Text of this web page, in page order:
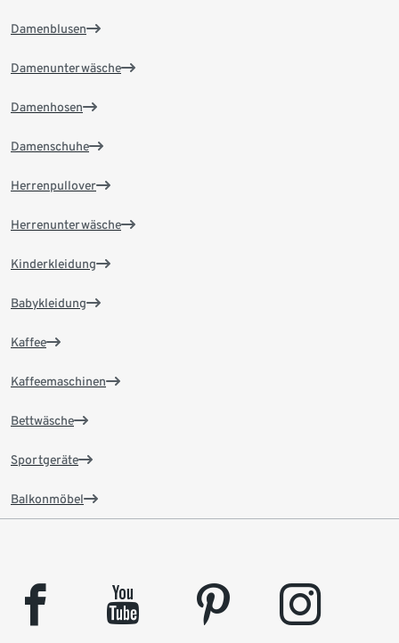
Damenblusen
Damenunterwäsche
Damenhosen
Damenschuhe
Herrenpullover
Herrenunterwäsche
Kinderkleidung
Babykleidung
Kaffee
Kaffeemaschinen
Bettwäsche
Sportgeräte
Balkonmöbel
facebook youtube pinterest instagram